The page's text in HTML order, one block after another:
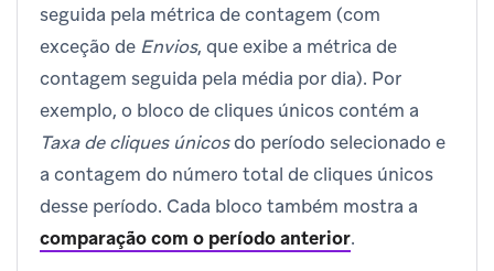
seguida pela métrica de contagem (com
exceção de Envios, que exibe a métrica de
contagem seguida pela média por dia). Por
exemplo, o bloco de cliques únicos contém a
Taxa de cliques únicosdo período selecionado e
a contagem do número total de cliques únicos
desse período. Cada bloco também mostra a
comparação com o período anterior.